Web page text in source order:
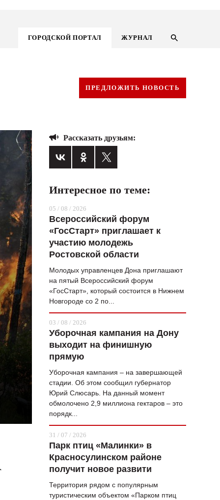
ГОРОДСКОЙ ПОРТАЛ ЖУРНАЛ
ГОРОДСКОЙ ПОРТАЛ
ВОПРОС НЕДЕЛИ
ТАМ И ТУТ
СТИЛЬ ЖИЗНИ
КУЛЬТ ЕДЫ
ЖУРНАЛ
ПРЕДЛОЖИТЬ НОВОСТЬ
Рассказать друзьям:
Интересное по теме:
05 / 08 / 2026
Всероссийский форум
«ГосСтарт» приглашает к
участию молодежь
Ростовской области
Молодых управленцев Дона приглашают
на пятый Всероссийский форум
«ГосСтарт», который состоится в Нижнем
Новгороде со 2 по...
03 / 08 / 2026
Уборочная кампания на Дону
выходит на финишную
прямую
Уборочная кампания – на завершающей
стадии. Об этом сообщил губернатор
Юрий Слюсарь. На данный момент
обмолочено 2,9 миллиона гектаров – это
порядк...
31 / 07 / 2026
Парк птиц «Малинки» в
Красносулинском районе
получит новое развити
Территория рядом с популярным
туристическим объектом «Парком птиц